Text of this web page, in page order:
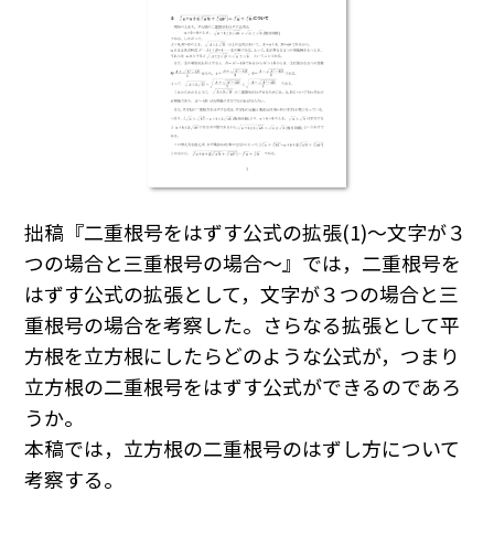
拙稿『二重根号をはずす公式の拡張(1)～文字が３
つの場合と三重根号の場合～』では，二重根号を
はずす公式の拡張として，文字が３つの場合と三
重根号の場合を考察した。さらなる拡張として平
方根を立方根にしたらどのような公式が，つまり
立方根の二重根号をはずす公式ができるのであろ
うか。
本稿では，立方根の二重根号のはずし方について
考察する。